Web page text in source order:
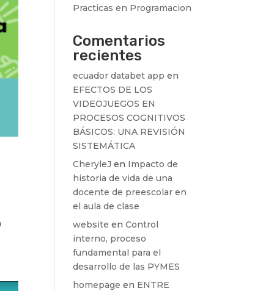
Practicas en Programacion
Comentarios
recientes
ecuador databet app en
EFECTOS DE LOS
VIDEOJUEGOS EN
PROCESOS COGNITIVOS
BÁSICOS: UNA REVISIÓN
SISTEMÁTICA
CheryleJ en Impacto de
historia de vida de una
docente de preescolar en
el aula de clase
website enControl
interno, proceso
fundamental para el
desarrollo de las PYMES
homepage en ENTRE